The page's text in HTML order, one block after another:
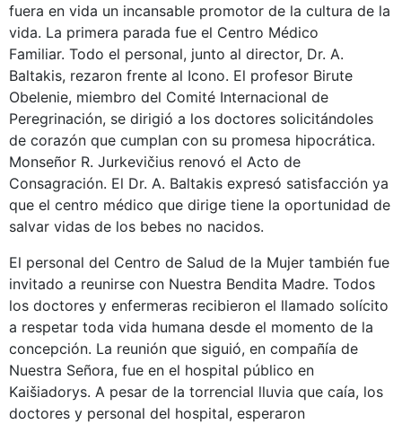
fuera en vida un incansable promotor de la cultura de la
vida. La primera parada fue el Centro Médico
Familiar. Todo el personal, junto al director, Dr. A.
Baltakis, rezaron frente al Icono. El profesor Birute
Obelenie, miembro del Comité Internacional de
Peregrinación, se dirigió a los doctores solicitándoles
de corazón que cumplan con su promesa hipocrática.
Monseñor R. Jurkevičius renovó el Acto de
Consagración. El Dr. A. Baltakis expresó satisfacción ya
que el centro médico que dirige tiene la oportunidad de
salvar vidas de los bebes no nacidos.
El personal del Centro de Salud de la Mujer también fue
invitado a reunirse con Nuestra Bendita Madre. Todos
los doctores y enfermeras recibieron el llamado solícito
a respetar toda vida humana desde el momento de la
concepción. La reunión que siguió, en compañía de
Nuestra Señora, fue en el hospital público en
Kaišiadorys. A pesar de la torrencial lluvia que caía, los
doctores y personal del hospital, esperaron